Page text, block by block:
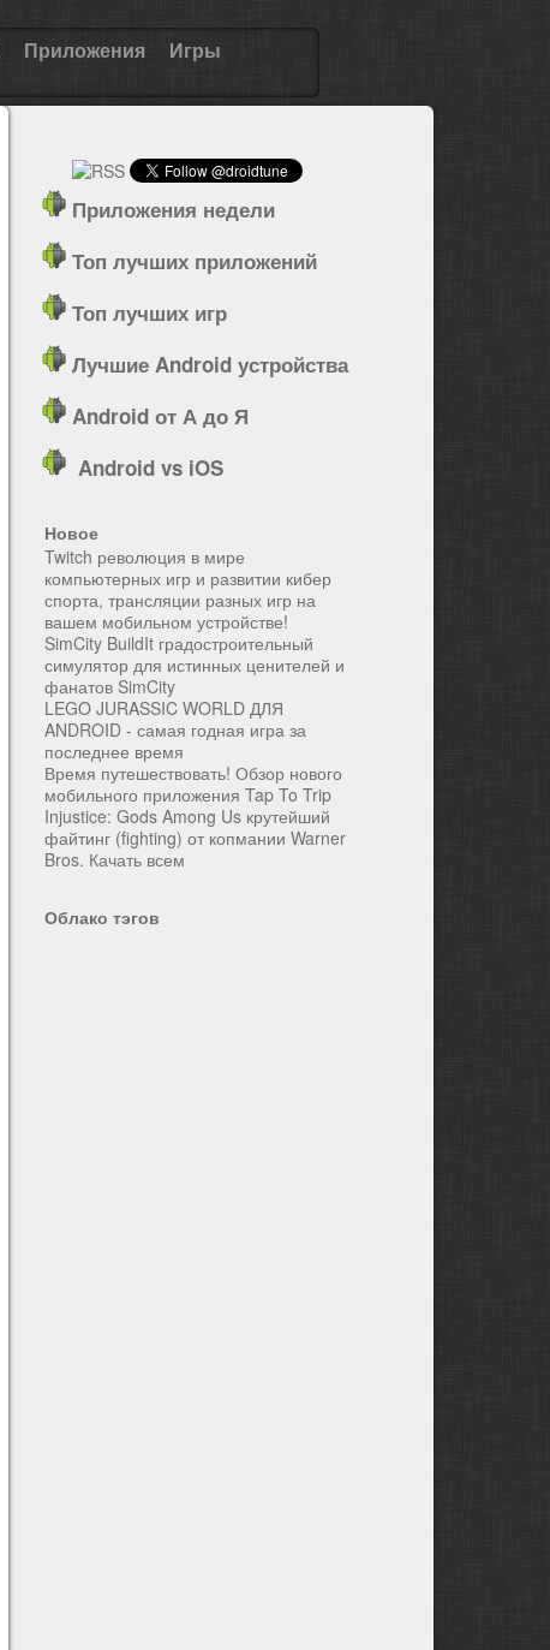
Приложения Игры
Приложения недели
Топ лучших приложений
Топ лучших игр
Лучшие Android устройства
Android от А до Я
Android vs iOS
Новое
Twitch революция в мире
компьютерных игр и развитии кибер
спорта, трансляции разных игр на
вашем мобильном устройстве!
SimCity BuildIt градостроительный
симулятор для истинных ценителей и
фанатов SimCity
LEGO JURASSIC WORLD ДЛЯ
ANDROID - самая годная игра за
последнее время
Время путешествовать! Обзор нового
мобильного приложения Tap To Trip
Injustice: Gods Among Us крутейший
файтинг (fighting) от копмании Warner
Bros. Качать всем
Облако тэгов